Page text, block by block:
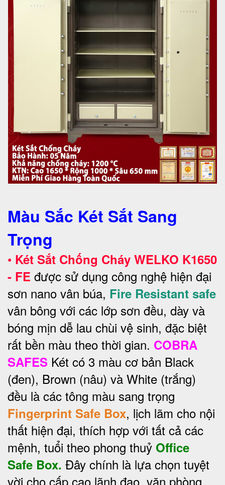
Màu Sắc Két Sắt Sang
Trọng
• Két Sắt Chống Cháy WELKO K1650
- FE được sử dụng công nghệ hiện đại
sơn nano vân búa, Fire Resistant safe
vân bông với các lớp sơn đều, dày và
bóng mịn dễ lau chùi vệ sinh, đặc biệt
rất bền màu theo thời gian. COBRA
SAFES Két có 3 màu cơ bản Black
(đen), Brown (nâu) và White (trắng)
đều là các tông màu sang trọng
Fingerprint Safe Box, lịch lãm cho nội
thất hiện đại, thích hợp với tất cả các
mệnh, tuổi theo phong thuỷ Office
Safe Box. Đây chính là lựa chọn tuyệt
vời cho cấp cao lãnh đạo, văn phòng